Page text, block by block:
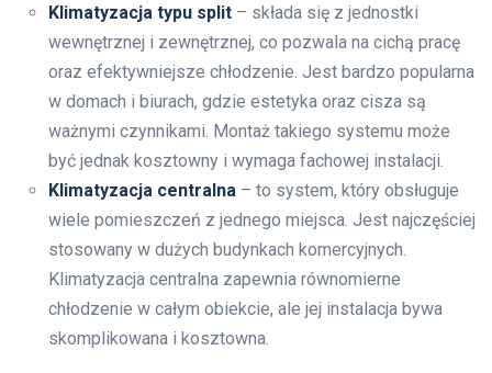
Klimatyzacja typu split – składa się z jednostki
wewnętrznej i zewnętrznej, co pozwala na cichą pracę
oraz efektywniejsze chłodzenie. Jest bardzo popularna
w domach i biurach, gdzie estetyka oraz cisza są
ważnymi czynnikami. Montaż takiego systemu może
być jednak kosztowny i wymaga fachowej instalacji.
Klimatyzacja centralna – to system, który obsługuje
wiele pomieszczeń z jednego miejsca. Jest najczęściej
stosowany w dużych budynkach komercyjnych.
Klimatyzacja centralna zapewnia równomierne
chłodzenie w całym obiekcie, ale jej instalacja bywa
skomplikowana i kosztowna.